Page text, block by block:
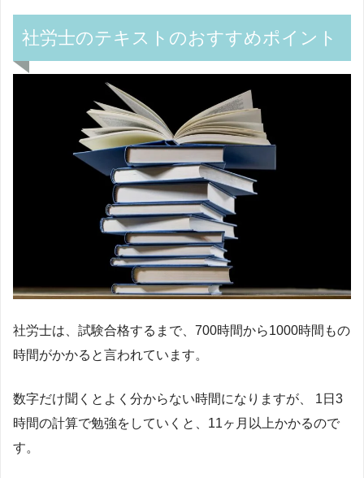
社労士のテキストのおすすめポイント
社労士は、試験合格するまで、700時間から1000時間もの
時間がかかると言われています。
数字だけ聞くとよく分からない時間になりますが、 1日3
時間の計算で勉強をしていくと、11ヶ月以上かかるので
す。